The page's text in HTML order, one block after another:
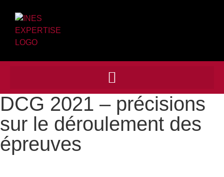
DCG 2021 – précisions
sur le déroulement des
épreuves